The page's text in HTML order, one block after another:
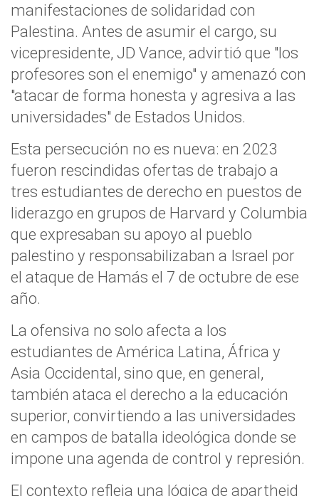
manifestaciones de solidaridad con
Palestina. Antes de asumir el cargo, su
vicepresidente, JD Vance, advirtió que "los
profesores son el enemigo" y amenazó con
"atacar de forma honesta y agresiva a las
universidades" de Estados Unidos.
Esta persecución no es nueva: en 2023
fueron rescindidas ofertas de trabajo a
tres estudiantes de derecho en puestos de
liderazgo en grupos de Harvard y Columbia
que expresaban su apoyo al pueblo
palestino y responsabilizaban a Israel por
el ataque de Hamás el 7 de octubre de ese
año.
La ofensiva no solo afecta a los
estudiantes de América Latina, África y
Asia Occidental, sino que, en general,
también ataca el derecho a la educación
superior, convirtiendo a las universidades
en campos de batalla ideológica donde se
impone una agenda de control y represión.
El contexto refleja una lógica de apartheid